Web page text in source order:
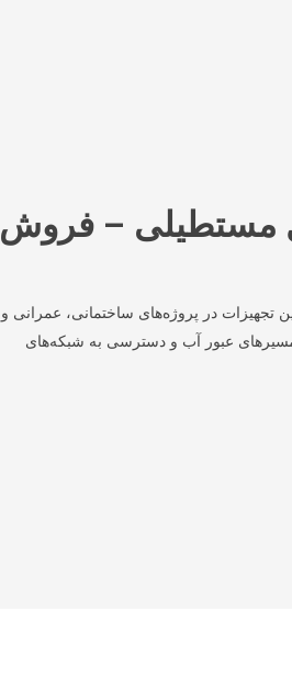
مستطیلی – فروش
تجهیزات در پروژه‌های ساختمانی، عمرانی و
عبور آب و دسترسی به شبکه‌های